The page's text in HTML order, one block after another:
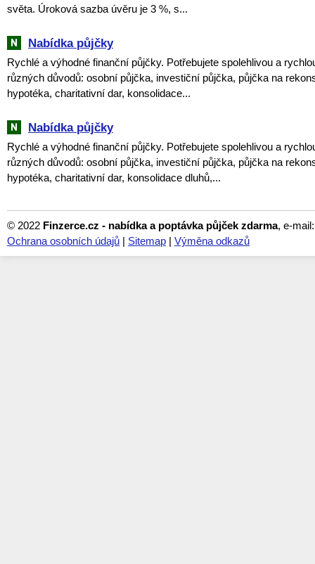
světa. Úroková sazba úvěru je 3 %, s...
Nabídka půjčky
Rychlé a výhodné finanční půjčky. Potřebujete spolehlivou a
různých důvodů: osobní půjčka, investiční půjčka, půjčka na
hypotéka, charitativní dar, konsolidace...
Nabídka půjčky
Rychlé a výhodné finanční půjčky. Potřebujete spolehlivou a
různých důvodů: osobní půjčka, investiční půjčka, půjčka na
hypotéka, charitativní dar, konsolidace dluhů,...
© 2022 Finzerce.cz - nabídka a poptávka půjček zdarma, e-
Ochrana osobních údajů | Sitemap | Výměna odkazů